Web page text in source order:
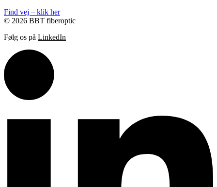
Find vej – klik her
© 2026 BBT fiberoptic
Følg os på LinkedIn